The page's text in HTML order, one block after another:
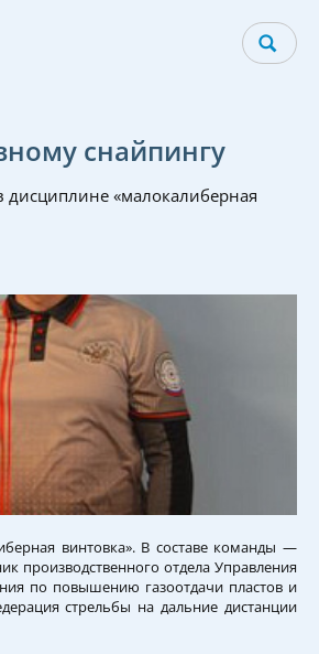
снайпингу
«малокалиберная
винтовка». В составе команды —
производственного отдела Управления
по повышению газоотдачи пластов и
стрельбы на дальние дистанции